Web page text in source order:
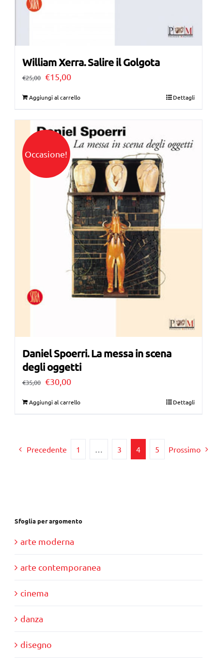
William Xerra. Salire il Golgota
€25,00 Il
€25,00.
€15,00Il
€15,00.
Aggiungi al carrello Dettagli
Occasione!
Daniel Spoerri. La messa in scena
degli oggetti
€35,00 Il
€30,00Il
Aggiungi al carrello Dettagli
Precedente 1 … 3 4 5 Prossimo
Sfoglia per argomento
arte moderna
arte contemporanea
cinema
danza
disegno